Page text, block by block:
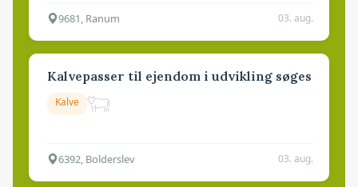
9681, Ranum 03. aug.
Kalvepasser til ejendom i udvikling søges
Kalve
6392, Bolderslev 03. aug.